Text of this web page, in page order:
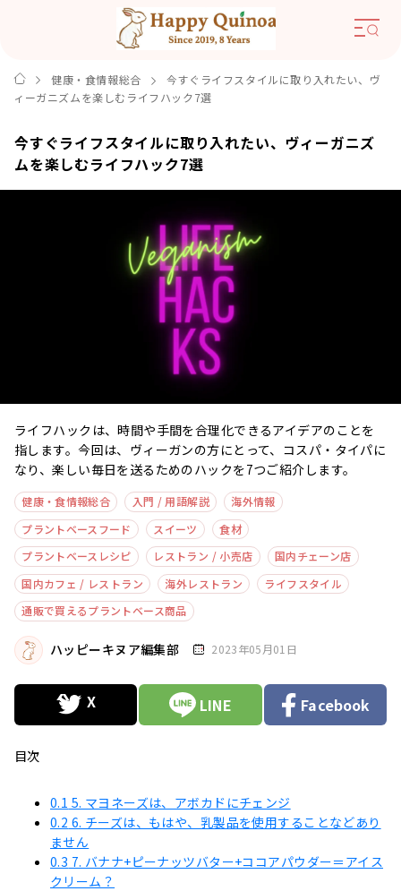
健康・食情報総合
今すぐライフスタイルに取り入れたい、ヴ
ィーガニズムを楽しむライフハック7選
今すぐライフスタイルに取り入れたい、ヴィーガニズ
ムを楽しむライフハック7選
ライフハックは、時間や手間を合理化できるアイデアのことを
指します。今回は、ヴィーガンの方にとって、コスパ・タイパに
なり、楽しい毎日を送るためのハックを7つご紹介します。
健康・食情報総合 入門 / 用語解説
海外情報
プラントベースフード
スイーツ
食材
プラントベースレシピ
レストラン / 小売店
国内チェーン店
国内カフェ / レストラン
海外レストラン
ライフスタイル
通販で買えるプラントベース商品
ハッピーキヌア編集部 2023年05月01日
LINE Facebook
目次
0.1 5. マヨネーズは、アボカドにチェンジ
0.2 6. チーズは、もはや、乳製品を使用することなどあり
ません
0.3 7. バナナ+ピーナッツバター+ココアパウダー＝アイス
クリーム？